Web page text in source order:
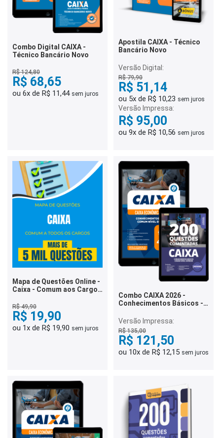
Combo Digital CAIXA -
Técnico Bancário Novo
R$ 124,80
R$ 68,65
ou 6x de R$ 11,44 sem juros
Apostila CAIXA - Técnico
Bancário Novo
Versão Digital:
R$ 79,90
R$ 51,14
ou 5x de R$ 10,23 sem juros
Versão Impressa:
R$ 95,00
ou 9x de R$ 10,56 sem juros
Mapa de Questões Online -
Caixa - Comum aos Cargos
Questões
R$ 49,90
R$ 19,90
ou 1x de R$ 19,90 sem juros
Combo CAIXA 2026 -
Conhecimentos Básicos -
(Apostila + Questões
Comentadas)
Versão Impressa:
R$ 135,00
R$ 121,50
ou 10x de R$ 12,15 sem juros